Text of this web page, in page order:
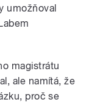
umožňoval
magistrátu
ale namítá, že
proč se